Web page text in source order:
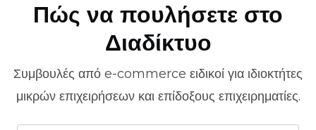
Πώς να πουλήσετε στο
Διαδίκτυο
Συμβουλές από e-commerce ειδικοί για ιδιοκτήτες
μικρών επιχειρήσεων και επίδοξους επιχειρηματίες.